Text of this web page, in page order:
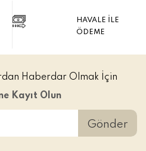
HAVALE İLE
ÖDEME
Haberdar Olmak İçin
Kayıt Olun
Gönder